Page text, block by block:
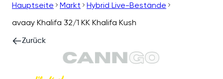
Hauptseite Markt
Hybrid Live-Bestände
avaay Khalifa 32/1 KK Khalifa Kush
Zurück